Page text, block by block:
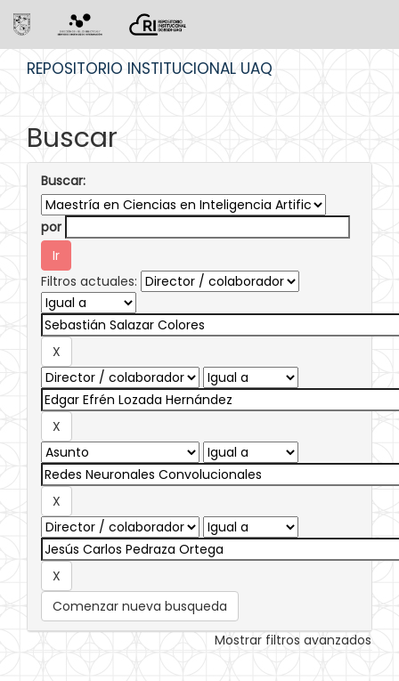
REPOSITORIO INSTITUCIONAL UAQ
Buscar
Buscar:
por
Filtros actuales:
Comenzar nueva busqueda
Mostrar filtros avanzados